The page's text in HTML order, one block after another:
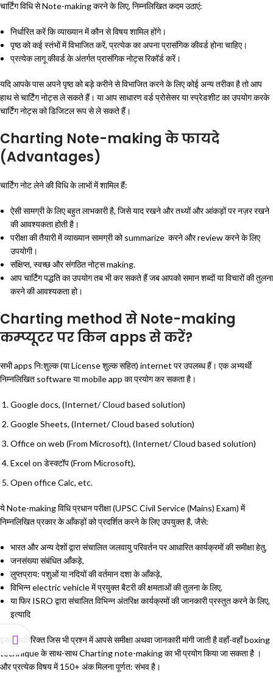
चार्टिंग विधि से Note-making करने के लिए, निम्नलिखित कदम उठाएं:
निर्धारित करें कि व्याख्यान में कौन से विषय शामिल होंगे।
पृष्ठ को कई स्तंभों में विभाजित करें, प्रत्येक का अपना प्रासंगिक कीवर्ड होना चाहिए।
प्रत्येक लागू कीवर्ड के अंतर्गत प्रासंगिक नोट्स रिकॉर्ड करें।
यदि आपके पास अपने पृष्ठ को बड़े करीने से विभाजित करने के लिए कोई अन्य तरीका है तो आप
हाथ से चार्टिंग नोट्स ले सकते हैं। या आप साधारण वर्ड प्रोसेसर या स्प्रेडशीट का उपयोग करके
चार्टिंग नोट्स को डिजिटल रूप से ले सकते हैं।
Charting Note-making के फायदे
(Advantages)
चार्टिंग नोट लेने की विधि के लाभों में शामिल हैं:
ऐसी सामग्री के लिए बहुत लाभकारी है, जिसे याद रखने और तथ्यों और आंकड़ों पर नज़र रखने
की आवश्यकता होती है।
परीक्षा की तैयारी में व्याख्यान सामग्री को summarize करने और review करने के लिए
उपयोगी।
संक्षिप्त, स्वच्छ और संगठित नोट्स making.
आप चार्टिंग पद्धति का उपयोग तब भी कर सकते हैं जब आपको समान शब्दों या विचारों की तुलना
करने की आवश्यकता हो।
Charting method से Note-making
कम्प्यूटर पर किन apps से करें?
सभी apps नि:शुल्क (या License शुल्क सहित) internet पर उपलब्ध हैं। एक अभ्यर्थी
निम्नलिखित software या mobile app का प्रयोग कर सकता है।
Google docs, (Internet/ Cloud based solution)
Google Sheets, (Internet/ Cloud based solution)
Office on web (From Microsoft), (Internet/ Cloud based solution)
Excel on डेस्क्टॉप (From Microsoft),
Open office Calc, etc.
ये Note-making विधि प्रधान परीक्षा (UPSC Civil Service (Mains) Exam) में
निम्नलिखित प्रकार के आँकड़ों को प्रदर्शित करने के लिए उपयुक्त है, जैसे:
भारत और अन्य देशों द्वारा संचालित जलवायु परिवर्तन पर आधारित कार्यक्रमों की समीक्षा हेतु,
जनसंख्या संबंधित आँकड़े,
लुप्तप्राय: पशुओं या नदियों की वर्तमान दशा के आँकड़े,
विभिन्न electric vehicle में प्रयुक्त बैटरी की क्षमताओं की तुलना के लिए,
या फिर ISRO द्वारा संचालित विभिन्न अंतरिक्ष कार्यक्रमों की जानकारी प्रस्तुत करने के लिए,
इत्यादि
इसके अतिरिक्त जिस भी प्रश्न में आपसे समीक्षा अथवा जानकारी मांगी जाती है वहाँ-वहाँ boxing
technique के साथ-साथ Charting note-making का भी प्रयोग किया जा सकता है ।
और प्रत्येक विषय में 150+ अंक मिलना पूर्णत: संभव है।